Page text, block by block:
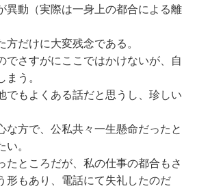
異動（実際は一身上の都合による離
だけに大変残念である。
さすがにここではかけないが、自
う。
でもよくある話だと思うし、珍しい
方で、公私共々一生懸命だったと
。
ところだが、私の仕事の都合もさ
形もあり、電話にて失礼したのだ